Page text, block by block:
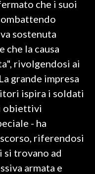
che i suoi
sostenuta
la causa
rivolgendosi ai
grande impresa
ispira i soldati
obiettivi
- ha
riferendosi
si trovano ad
armata e